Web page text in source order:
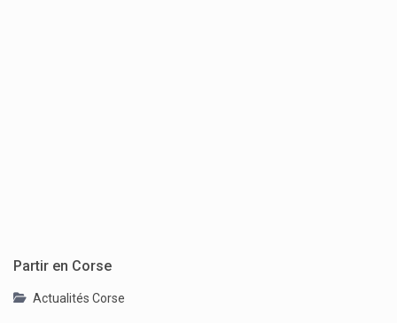
Partir en Corse
Actualités Corse